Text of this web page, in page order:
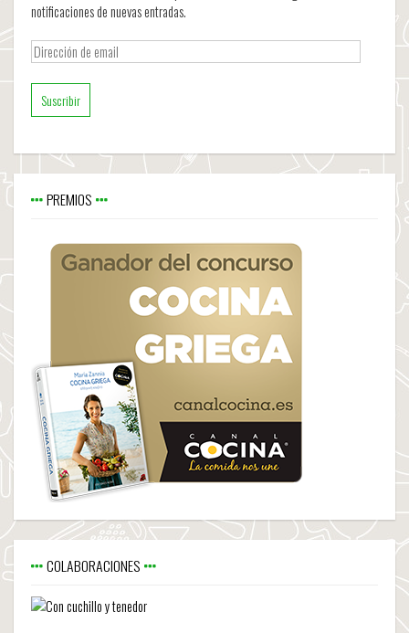
notificaciones de nuevas entradas.
Dirección
de
email
PREMIOS
COLABORACIONES